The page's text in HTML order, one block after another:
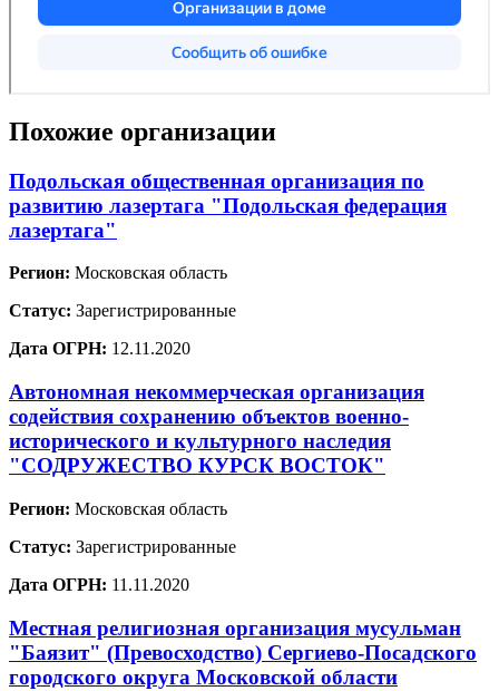
Похожие организации
Подольская общественная организация по
развитию лазертага "Подольская федерация
лазертага"
Регион: Московская область
Статус: Зарегистрированные
Дата ОГРН: 12.11.2020
Автономная некоммерческая организация
содействия сохранению объектов военно-
исторического и культурного наследия
"СОДРУЖЕСТВО КУРСК ВОСТОК"
Регион: Московская область
Статус: Зарегистрированные
Дата ОГРН: 11.11.2020
Местная религиозная организация мусульман
"Баязит" (Превосходство) Сергиево-Посадского
городского округа Московской области